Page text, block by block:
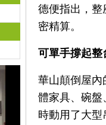
德便指出，整
密精算。
可單手撐起整
華山顛倒屋內
體家具、碗盤
時動用了大